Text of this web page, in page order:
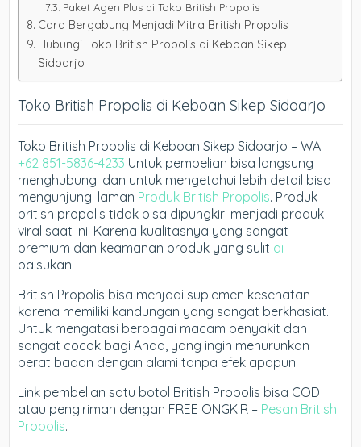
Paket Agen Plus di Toko British Propolis
Cara Bergabung Menjadi Mitra British Propolis
Hubungi Toko British Propolis di Keboan Sikep
Sidoarjo
Toko British Propolis di Keboan Sikep Sidoarjo
Toko British Propolis di Keboan Sikep Sidoarjo – WA
+62 851-5836-4233 Untuk pembelian bisa langsung
menghubungi dan untuk mengetahui lebih detail bisa
mengunjungi laman Produk British Propolis. Produk
british propolis tidak bisa dipungkiri menjadi produk
viral saat ini. Karena kualitasnya yang sangat
premium dan keamanan produk yang sulit di
palsukan.
British Propolis bisa menjadi suplemen kesehatan
karena memiliki kandungan yang sangat berkhasiat.
Untuk mengatasi berbagai macam penyakit dan
sangat cocok bagi Anda, yang ingin menurunkan
berat badan dengan alami tanpa efek apapun.
Link pembelian satu botol British Propolis bisa COD
atau pengiriman dengan FREE ONGKIR – Pesan British
Propolis.